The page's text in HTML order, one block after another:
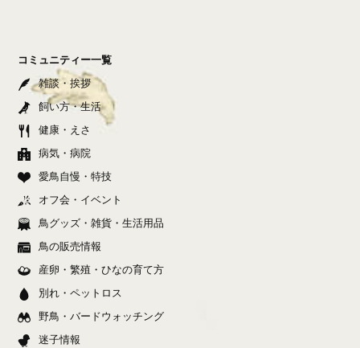
コミュニティー一覧
雑談・挨拶
飼い方・生活
健康・えさ
病気・病院
愛鳥自慢・特技
オフ会・イベント
鳥グッズ・雑貨・生活用品
鳥の販売情報
産卵・繁殖・ひなの育て方
別れ・ペットロス
野鳥・バードウォッチング
迷子情報